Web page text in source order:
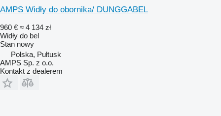
AMPS Widły do obornika/ DUNGGABEL
960 € ≈ 4 134 zł
Widły do bel
Stan nowy
Polska, Pułtusk
AMPS Sp. z o.o.
Kontakt z dealerem